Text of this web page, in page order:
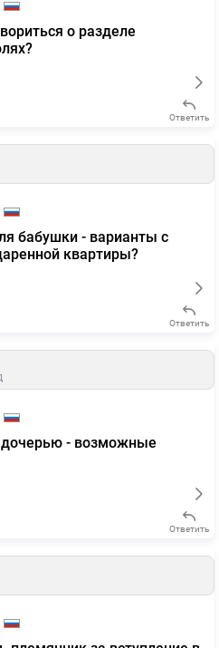
о разделе
Ответить
бабушки - варианты с
квартиры?
Ответить
- возможные
Ответить